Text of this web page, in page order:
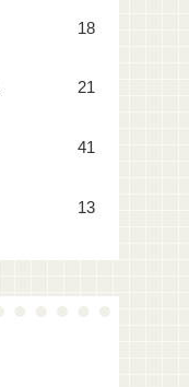
18
21
41
13